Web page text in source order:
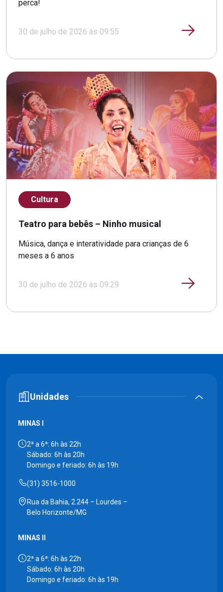
perca!
30 de julho de 2026 às 09:55
Cultura
Teatro para bebês – Ninho musical
Música, dança e interatividade para crianças de 6
meses a 6 anos
30 de julho de 2026 às 09:29
Unidades
MINAS I
2ª a 6ª: 6h às 22h
Sábado: 6h às 20h
Domingo e feriado: 6h às 19h
(31) 3516-1000
Rua da Bahia, 2.244 – Lourdes –
Belo Horizonte/MG
MINAS II
2ª a 6ª: 6h às 22h
Sábado: 6h às 20h
Domingo e feriado: 6h às 19h